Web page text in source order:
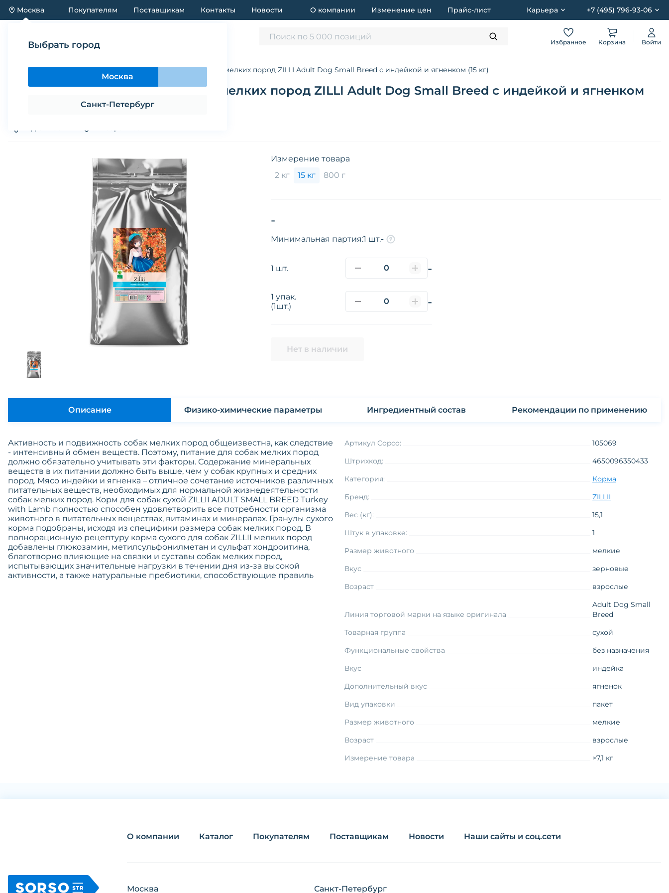
Москва
Выбрать город
Москва
Санкт-Петербург
Покупателям Поставщикам Контакты Новости О компании Изменение цен Прайс-лист Карьера +7 (495) 796-93-06
Поиск по 5 000 позиций
Избранное Корзина Войти
Каталог Корма Корм сухой для взрослых собак мелких пород ZILLI Adult Dog Small Breed с индейкой и ягненком (15 кг)
Корм сухой для взрослых собак мелких пород ZILLI Adult Dog Small Breed с индейкой и ягненком
Измерение товара
2 кг
15 кг 800 г
-
Минимальная партия:1 шт.-
1 шт. -
1 упак.
(1шт.)
-
Нет в наличии
Описание Физико-химические параметры Ингредиентный состав Рекомендации по применению
Активность и подвижность собак мелких пород общеизвестна, как следствие
- интенсивный обмен веществ. Поэтому, питание для собак мелких пород
должно обязательно учитывать эти факторы. Содержание минеральных
веществ в их питании должно быть выше, чем у собак крупных и средних
пород. Мясо индейки и ягненка – отличное сочетание источников различных
питательных веществ, необходимых для нормальной жизнедеятельности
собак мелких пород. Корм для собак сухой ZILLII ADULT SMALL BREED Turkey
with Lamb полностью способен удовлетворить все потребности организма
животного в питательных веществах, витаминах и минералах. Гранулы сухого
корма подобраны, исходя из специфики размера собак мелких пород. В
полнорационную рецептуру корма сухого для собак ZILLII мелких пород
добавлены глюкозамин, метилсульфонилметан и сульфат хондроитина,
благотворно влияющие на связки и суставы собак мелких пород,
испытывающих значительные нагрузки в течении дня из-за высокой
активности, а также натуральные пребиотики, способствующие правиль
Артикул Copco:
105069
Штрихкод:
4650096350433
Категория:
Корма
Бренд:
ZILLII
Вес (кг):
15,1
Штук в упаковке:
1
Размер животного
мелкие
Вкус
зерновые
Возраст
взрослые
Линия торговой марки на языке оригинала
Adult Dog Small
Breed
Товарная группа
сухой
Функциональные свойства
без назначения
Вкус
индейка
Дополнительный вкус
ягненок
Вид упаковки
пакет
Размер животного
мелкие
Возраст
взрослые
Измерение товара
>7,1 кг
О компании Каталог Покупателям Поставщикам Новости Наши сайты и соц.сети
Москва Санкт-Петербург